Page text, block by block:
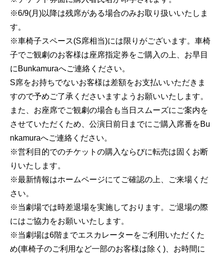
※6/9(月)以降は残席がある場合のみお取り扱いいたしま
す。
※車椅子スペース(S席相当)には限りがございます。車椅
子でご観劇のお客様は座席指定券をご購入の上、お早目
にBunkamuraへご連絡ください。
S席をお持ちでないお客様は差額をお支払いいただきま
すので予めご了承くださいますようお願いいたします。
また、お座席でご観劇の場合も当日スムーズにご案内を
させていただくため、公演日前日までにご購入席番をBu
nkamuraへご連絡ください。
※営利目的でのチケットの購入ならびに転売は固くお断
りいたします。
※最新情報はホームページにてご確認の上、ご来場くだ
さい。
※当劇場では時差退場を実施しております。ご退場の際
にはご協力をお願いいたします。
※当劇場は6階までエスカレーターをご利用いただくた
め(車椅子のご利用など一部のお客様は除く)、お時間に